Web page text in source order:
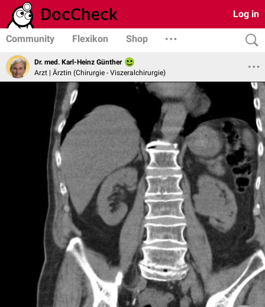
Log in
Community Flexikon Shop
Dr. med. Karl-Heinz Günther
Arzt | Ärztin (Chirurgie - Viszeralchirurgie)